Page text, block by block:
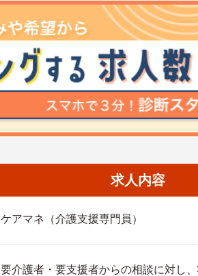
求人内容
ケアマネ（介護支援専門員）
要介護者・要支援者からの相談に対し